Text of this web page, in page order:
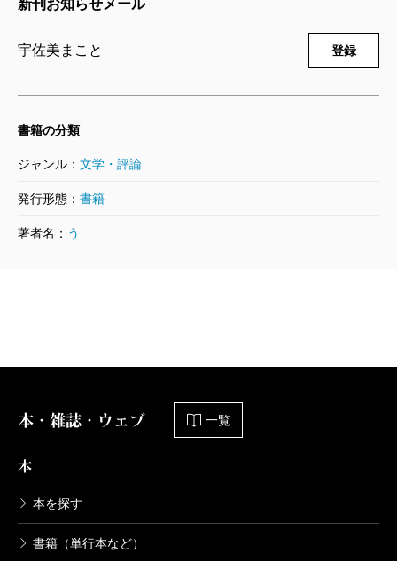
やる」
竜舌――ドラゴンズ・タンを武器として。
しかし、陰の気が立ち上がる時、陽の気もまた起こ
る。
時を同じくして、二人の若い男女――女薬師・呂鳴
アンと馬丁・何ヨウ児が出会っていた。霊感を持つ乙
こうして、世界を滅ぼそうと狙うものと、守るもの
する。イリョウが言挙げした通り、“ドラゴンズ・タ
ン”は妖物たちの力すら超えた、今の世相を彷彿させる
現実的な災厄に育っていたのだ。けれども、呂鳴アン
と何ヨウ児が命がけで残した希望もまた、細々と、だ
が確実につながっていた。
宇佐美作品の中で、時を超える物語というと『ボニ
新刊お知らせメール
宇佐美まこと 登録
書籍の分類
ジャンル： 文学・評論
発行形態： 書籍
著者名： う
本・雑誌・ウェブ 一覧
本
本を探す
書籍（単行本など）